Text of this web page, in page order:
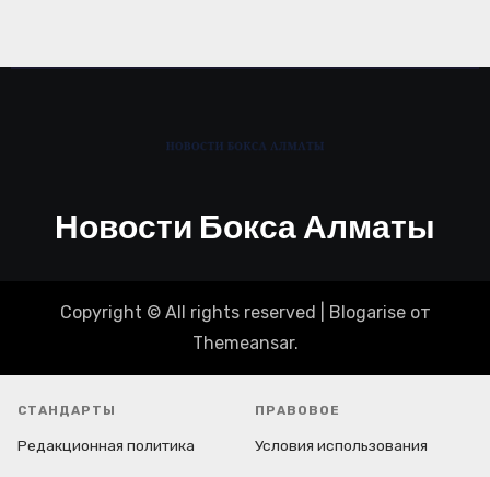
Новости Бокса Алматы
Copyright © All rights reserved Blogariseот
Themeansar.
СТАНДАРТЫ
Редакционная политика
ПРАВОВОЕ
Условия использования